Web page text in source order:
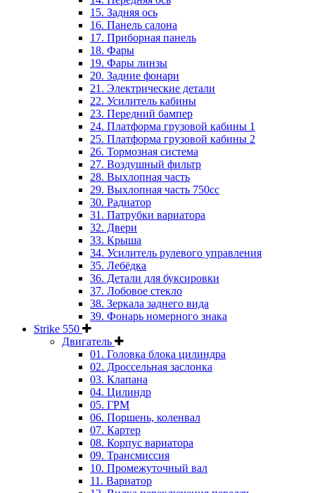
15. Задняя ось
16. Панель салона
17. Приборная панель
18. Фары
19. Фары линзы
20. Задние фонари
21. Электрические детали
22. Усилитель кабины
23. Передний бампер
24. Платформа грузовой кабины 1
25. Платформа грузовой кабины 2
26. Тормозная система
27. Воздушный фильтр
28. Выхлопная часть
29. Выхлопная часть 750cc
30. Радиатор
31. Патрубки вариатора
32. Двери
33. Крыша
34. Усилитель рулевого управления
35. Лебёдка
36. Детали для буксировки
37. Лобовое стекло
38. Зеркала заднего вида
39. Фонарь номерного знака
Strike 550
Двигатель
01. Головка блока цилиндра
02. Дроссельная заслонка
03. Клапана
04. Цилиндр
05. ГРМ
06. Поршень, коленвал
07. Картер
08. Корпус вариатора
09. Трансмиссия
10. Промежуточный вал
11. Вариатор